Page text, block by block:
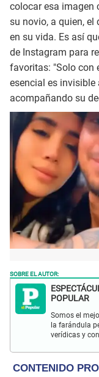
colocar esa imagen
su novio, a quien,
en su vida. Es así
de Instagram para
favoritas: "Solo con
esencial es invisible
acompañando su
SOBRE EL AUTOR:
POPULAR
Somos el
la farándula
verídicas y